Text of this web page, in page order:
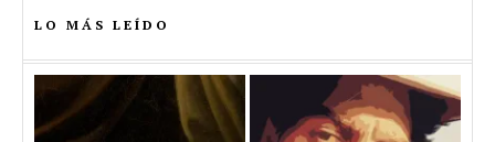
LO MÁS LEÍDO